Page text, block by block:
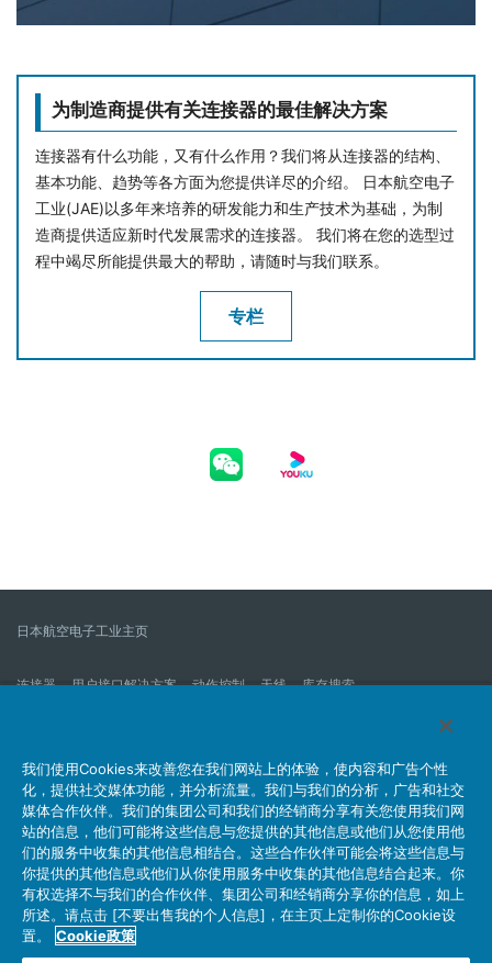
为制造商提供有关连接器的最佳解决方案
连接器有什么功能，又有什么作用？我们将从连接器的结构、
基本功能、趋势等各方面为您提供详尽的介绍。 日本航空电子
工业(JAE)以多年来培养的研发能力和生产技术为基础，为制
造商提供适应新时代发展需求的连接器。 我们将在您的选型过
程中竭尽所能提供最大的帮助，请随时与我们联系。
专栏
日本航空电子工业主页
连接器 用户接口解决方案 动作控制 天线 库存搜索
我们的公司 企业社会责任 IR消息 公司新到信息列表
产品信息新的列表
网站地图
联系我们
个人信息保护方针 JAE Cookie政策
关于利用本网站
社交媒体官方账号运营方针
我们使用Cookies来改善您在我们网站上的体验，使内容和广告个性
化，提供社交媒体功能，并分析流量。我们与我们的分析，广告和社交
媒体合作伙伴。我们的集团公司和我们的经销商分享有关您使用我们网
站的信息，他们可能将这些信息与您提供的其他信息或他们从您使用他
们的服务中收集的其他信息相结合。这些合作伙伴可能会将这些信息与
你提供的其他信息或他们从你使用服务中收集的其他信息结合起来。你
有权选择不与我们的合作伙伴、集团公司和经销商分享你的信息，如上
所述。请点击 [不要出售我的个人信息]，在主页上定制你的Cookie设
置。
Cookie政策